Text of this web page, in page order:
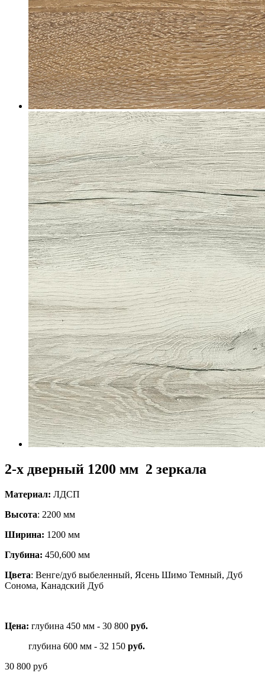
2-х дверный 1200 мм 2 зеркала
Материал: ЛДСП
Высота: 2200 мм
Ширина: 1200 мм
Глубина: 450,600 мм
Цвета: Венге/дуб выбеленный, Ясень Шимо Темный, Дуб
Сонома, Канадский Дуб
Цена: глубина 450 мм - 30 800 руб.
глубина 600 мм - 32 150 руб.
30 800 руб